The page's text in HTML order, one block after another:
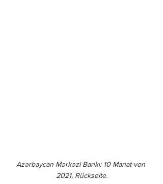
Azərbaycan Mərkəzi Bankı: 10 Manat von
2021, Rückseite.